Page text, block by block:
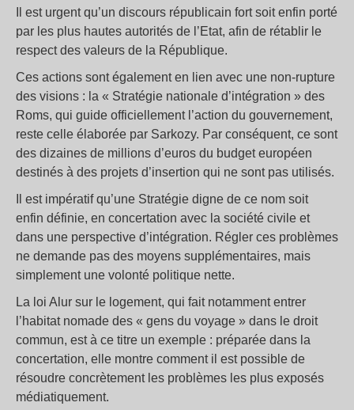
Il est urgent qu’un discours républicain fort soit enfin porté
par les plus hautes autorités de l’Etat, afin de rétablir le
respect des valeurs de la République.
Ces actions sont également en lien avec une non-rupture
des visions : la « Stratégie nationale d’intégration » des
Roms, qui guide officiellement l’action du gouvernement,
reste celle élaborée par Sarkozy. Par conséquent, ce sont
des dizaines de millions d’euros du budget européen
destinés à des projets d’insertion qui ne sont pas utilisés.
Il est impératif qu’une Stratégie digne de ce nom soit
enfin définie, en concertation avec la société civile et
dans une perspective d’intégration. Régler ces problèmes
ne demande pas des moyens supplémentaires, mais
simplement une volonté politique nette.
La loi Alur sur le logement, qui fait notamment entrer
l’habitat nomade des « gens du voyage » dans le droit
commun, est à ce titre un exemple : préparée dans la
concertation, elle montre comment il est possible de
résoudre concrètement les problèmes les plus exposés
médiatiquement.